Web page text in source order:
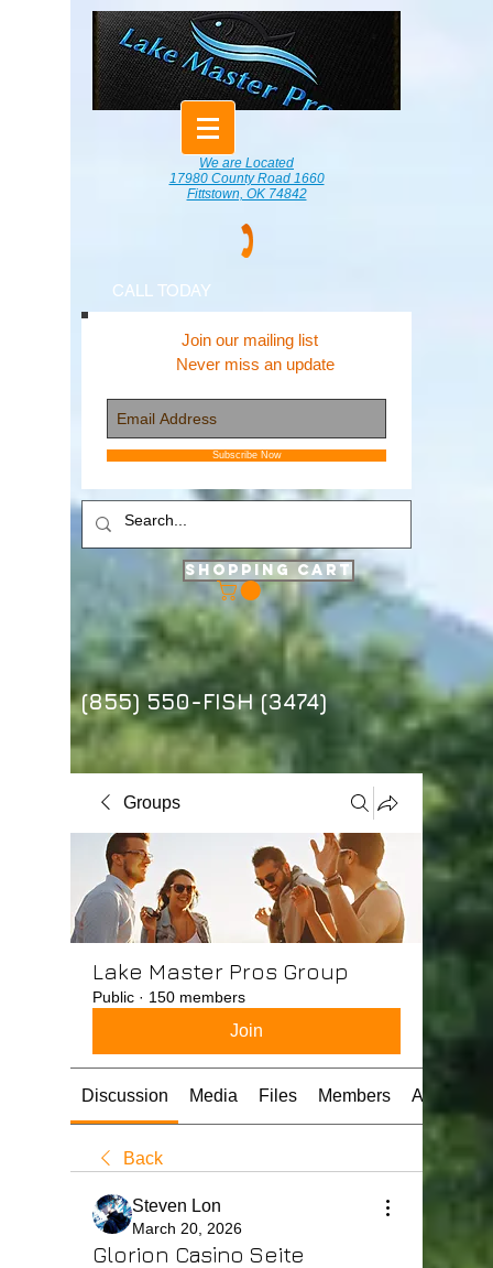
We are Located
17980 County Road 1660
Fittstown, OK 74842
CALL TODAY
Join our mailing list
Never miss an update
Subscribe Now
Shopping Cart
(855) 550-FISH (3474)
Groups
Lake Master Pros Group
Public · 150 members
Join
Discussion Media Files Members About
Back
Steven Lon
March 20, 2026
Glorion Cаsіnо Seite